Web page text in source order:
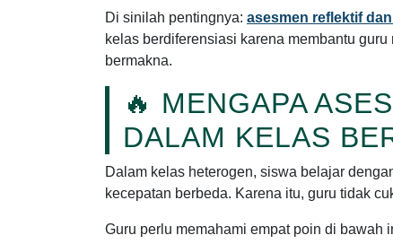
Di sinilah pentingnya: asesmen reflektif
kelas berdiferensiasi karena membantu
bermakna.
🔥 MENGAPA
DALAM KELAS
Dalam kelas heterogen, siswa belajar
kecepatan berbeda. Karena itu, guru tidak
Guru perlu memahami empat poin di bawah